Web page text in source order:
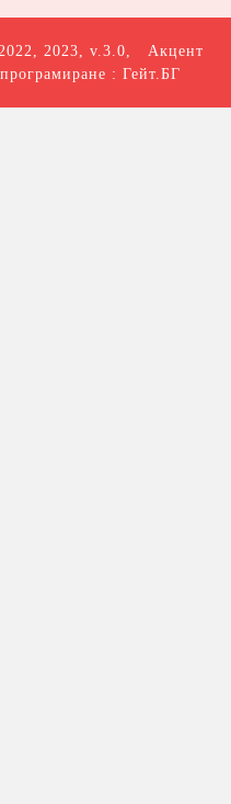
2023, v.3.0, Акцент
: Гейт.БГ